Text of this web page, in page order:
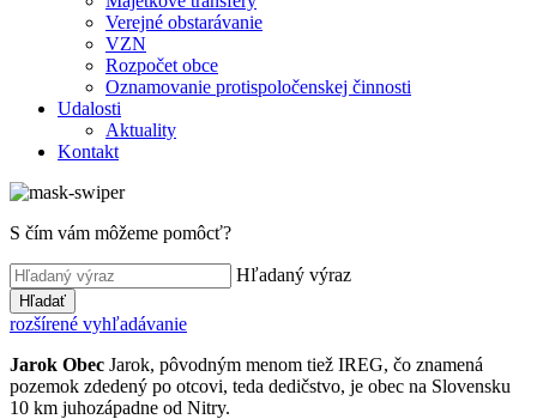
Verejné obstarávanie
VZN
Rozpočet obce
Oznamovanie protispoločenskej činnosti
Udalosti
Aktuality
Kontakt
S čím vám môžeme pomôcť?
Hľadaný výraz
Hľadať
rozšírené vyhľadávanie
Jarok Obec Jarok, pôvodným menom tiež IREG, čo znamená
pozemok zdedený po otcovi, teda dedičstvo, je obec na Slovensku
10 km juhozápadne od Nitry.